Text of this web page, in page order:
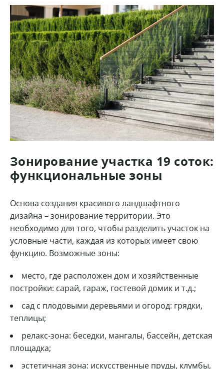
Зонирование участка 19 соток:
функциональные зоны
Основа создания красивого ландшафтного
дизайна – зонирование территории. Это
необходимо для того, чтобы разделить участок на
условные части, каждая из которых имеет свою
функцию. Возможные зоны:
место, где расположен дом и хозяйственные
постройки: сарай, гараж, гостевой домик и т.д.;
сад с плодовыми деревьями и огород: грядки,
теплицы;
релакс-зона: беседки, мангалы, бассейн, детская
площадка;
эстетичная зона: искусственные пруды, клумбы,